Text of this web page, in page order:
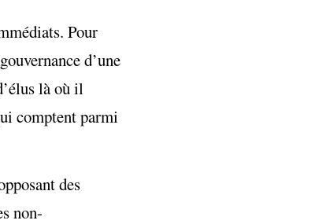
Pour
d’une
là où il
comptent parmi
des
non-